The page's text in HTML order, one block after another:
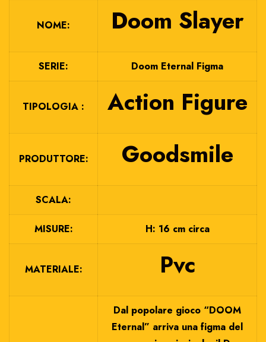
NOME: Doom Slayer
SERIE: Doom Eternal Figma
TIPOLOGIA : Action Figure
PRODUTTORE: Goodsmile
SCALA:
MISURE: H: 16 cm circa
MATERIALE: Pvc
Dal popolare gioco “DOOM
Eternal” arriva una figma del